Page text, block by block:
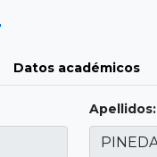
Datos académicos
Apellidos: